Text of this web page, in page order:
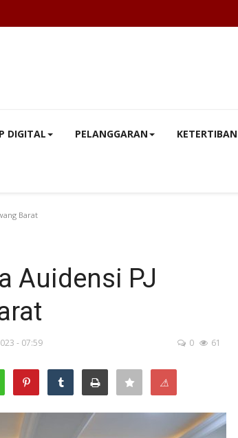
DIGITAL PELANGGARAN KETERTIBAN
Barat
Auidensi PJ
- 07:59 0 61
⚠